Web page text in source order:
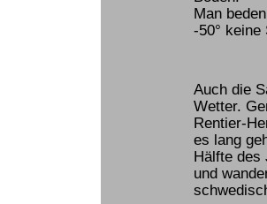
Man
-50° keine
Auch die
Wetter.
Rentier-
es lang
Hälfte des
und